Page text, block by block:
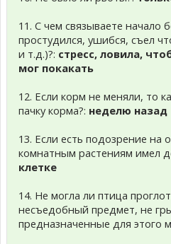
11. С чем связываете начало
простудился, ушибся, съел
и т.д.)?: стресс, ловила,
мог покакать
12. Если корм не меняли, то
пачку корма?: неделю назад
13. Если есть подозрение на
комнатным растениям имел
клетке
14. Не могла ли птица
несъедобный предмет, не
предназначенные для этого